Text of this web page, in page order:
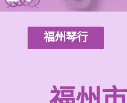
福州琴行